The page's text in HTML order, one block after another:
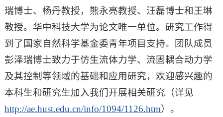
瑞博士、杨丹教授，熊永亮教授、汪磊博士和王琳
教授。华中科技大学为论文唯一单位。研究工作得
到了国家自然科学基金委青年项目支持。团队成员
彭泽瑞博士致力于仿生流体力学、流固耦合动力学
及其控制等领域的基础和应用研究，欢迎感兴趣的
本科生和研究生加入我们开展相关研究（详见
http://ae.hust.edu.cn/info/1094/1126.htm）。